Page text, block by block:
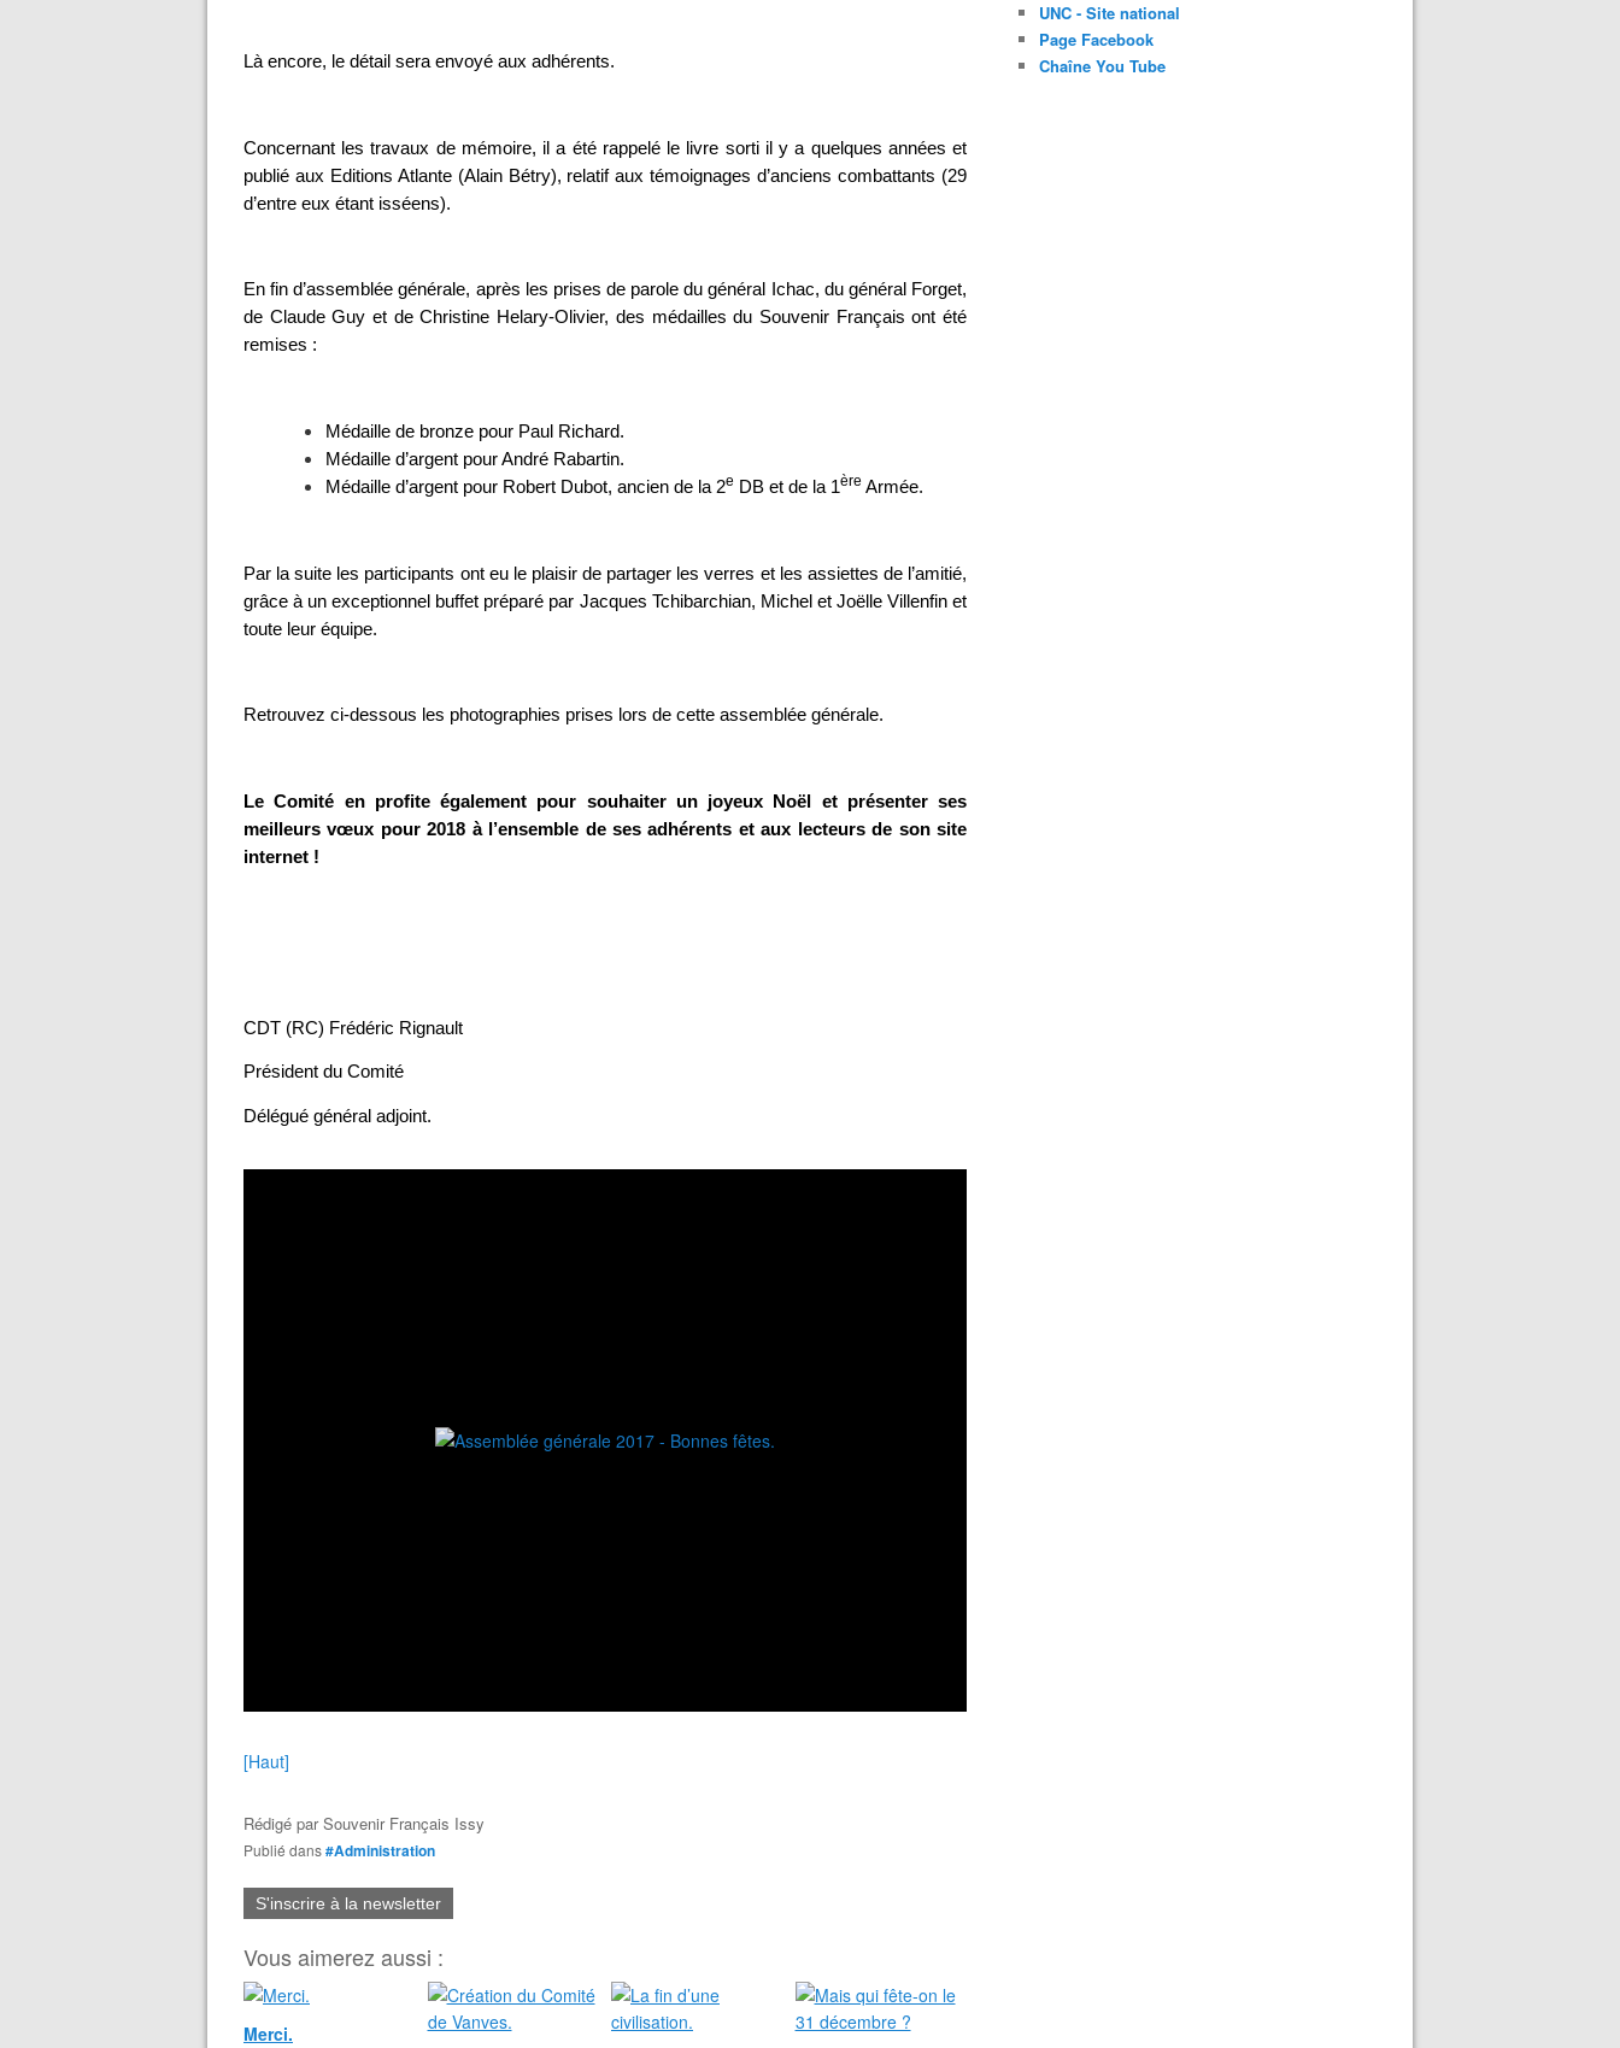
Là encore, le détail sera envoyé aux adhérents.
Concernant les travaux de mémoire, il a été rappelé le livre sorti il y a quelques années et
publié aux Editions Atlante (Alain Bétry), relatif aux témoignages d’anciens combattants (29
d’entre eux étant isséens).
En fin d’assemblée générale, après les prises de parole du général Ichac, du général Forget,
de Claude Guy et de Christine Helary-Olivier, des médailles du Souvenir Français ont été
remises :
Médaille de bronze pour Paul Richard.
Médaille d’argent pour André Rabartin.
Médaille d’argent pour Robert Dubot, ancien de la 2e DB et de la 1ère Armée.
Par la suite les participants ont eu le plaisir de partager les verres et les assiettes de l’amitié,
grâce à un exceptionnel buffet préparé par Jacques Tchibarchian, Michel et Joëlle Villenfin et
toute leur équipe.
Retrouvez ci-dessous les photographies prises lors de cette assemblée générale.
Le Comité en profite également pour souhaiter un joyeux Noël et présenter ses
meilleurs vœux pour 2018 à l’ensemble de ses adhérents et aux lecteurs de son site
internet !
CDT (RC) Frédéric Rignault
Président du Comité
Délégué général adjoint.
[Haut]
Rédigé parSouvenir Français Issy
Publié dans#Administration
S'inscrire à la newsletter
Vous aimerez aussi :
Merci.
UNC - Site national
Page Facebook
Chaîne You Tube